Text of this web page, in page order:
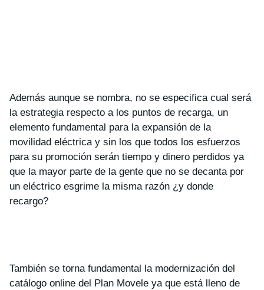
Además aunque se nombra, no se especifica cual será
la estrategia respecto a los puntos de recarga, un
elemento fundamental para la expansión de la
movilidad eléctrica y sin los que todos los esfuerzos
para su promoción serán tiempo y dinero perdidos ya
que la mayor parte de la gente que no se decanta por
un eléctrico esgrime la misma razón ¿y donde
recargo?
También se torna fundamental la modernización del
catálogo online del Plan Movele ya que está lleno de